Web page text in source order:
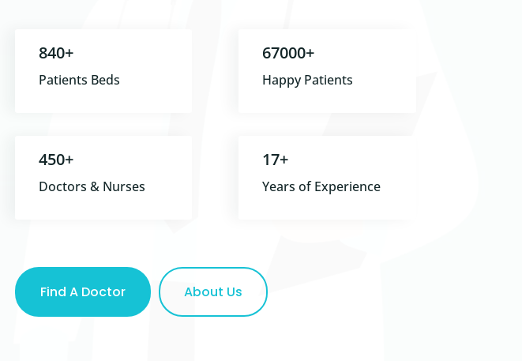
840+
Patients Beds
450+
Doctors & Nurses
67000+
Happy Patients
17+
Years of Experience
Find A Doctor About Us